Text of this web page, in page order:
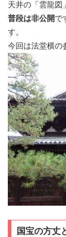
天井の「雲龍図
普段は非公開で
す。
今回は法堂横の
国宝の方丈